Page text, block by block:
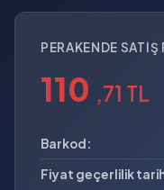
PERAKENDE SATIŞ
110 ,71 TL
Barkod:
Fiyat geçerlilik